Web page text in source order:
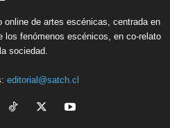
online de artes escénicas, centrada en
los fenómenos escénicos, en co-relato
sociedad.
editorial@satch.cl